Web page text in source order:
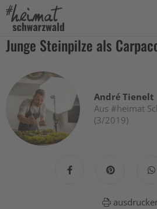
Warenkorb
Es befinden sich keine Produkte
Jetzt einkaufen
Junge Steinpilze als
André Tienelt
Aus #heimat
(3/2019)